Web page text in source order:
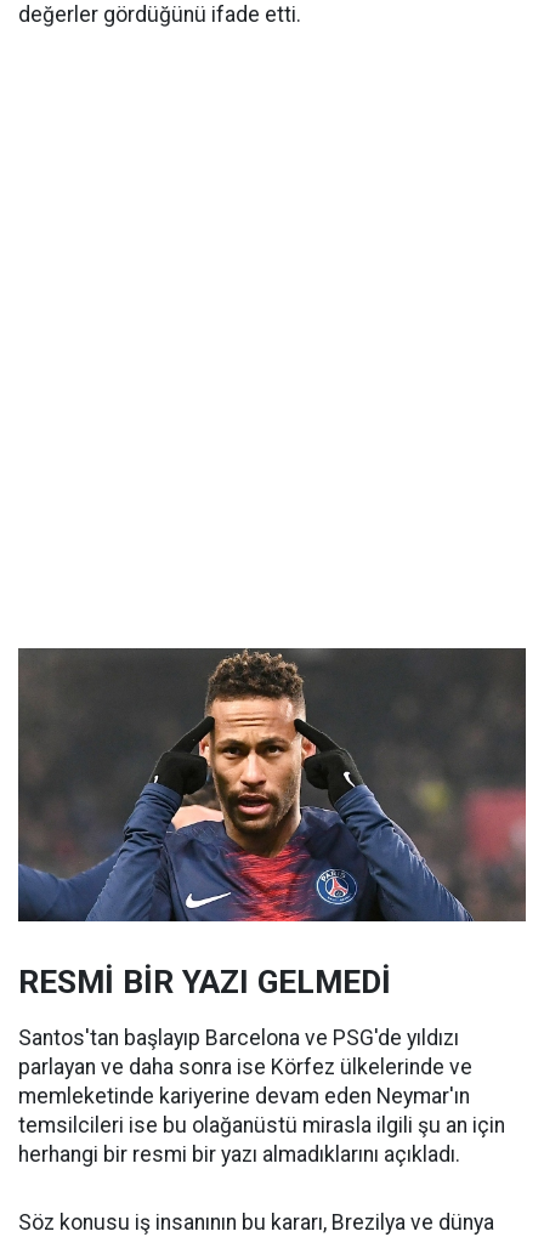
değerler gördüğünü ifade etti.
RESMİ BİR YAZI GELMEDİ
Santos'tan başlayıp Barcelona ve PSG'de yıldızı
parlayan ve daha sonra ise Körfez ülkelerinde ve
memleketinde kariyerine devam eden Neymar'ın
temsilcileri ise bu olağanüstü mirasla ilgili şu an için
herhangi bir resmi bir yazı almadıklarını açıkladı.
Söz konusu iş insanının bu kararı, Brezilya ve dünya